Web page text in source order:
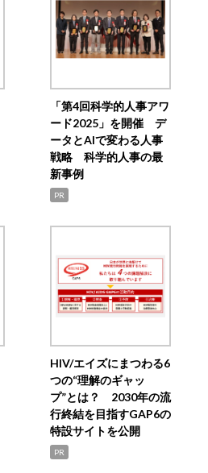
「第4回科学的人事アワ
ード2025」を開催 デ
ータとAIで変わる人事
戦略 科学的人事の最
新事例
PR
HIV/エイズにまつわる6
つの“理解のギャッ
プ”とは？ 2030年の流
行終結を目指すGAP6の
特設サイトを公開
PR